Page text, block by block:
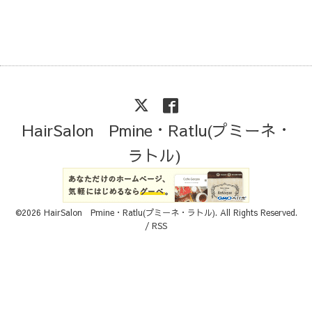
HairSalon Pmine・Ratlu(プミーネ・
ラトル)
©2026 HairSalon Pmine・Ratlu(プミーネ・ラトル). All Rights Reserved.
/ RSS